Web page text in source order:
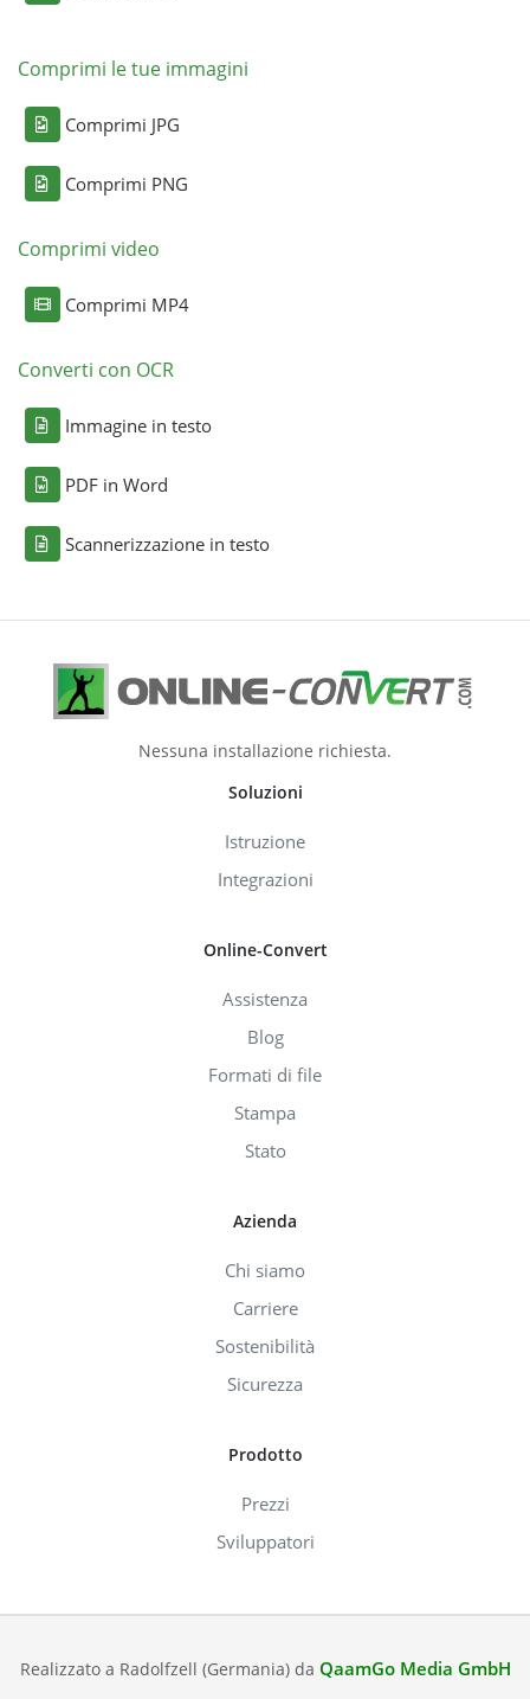
Comprimi le tue immagini
Comprimi JPG
Comprimi PNG
Comprimi video
Comprimi MP4
Converti con OCR
Immagine in testo
PDF in Word
Scannerizzazione in testo
Nessuna installazione richiesta.
Soluzioni
Istruzione
Integrazioni
Online-Convert
Assistenza
Blog
Formati di file
Stampa
Stato
Azienda
Chi siamo
Carriere
Sostenibilità
Sicurezza
Prodotto
Prezzi
Sviluppatori
Realizzato a Radolfzell (Germania) da QaamGo Media GmbH